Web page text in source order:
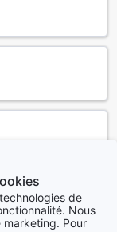
de
Nous
marketing. Pour